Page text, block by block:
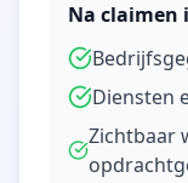
Na claimen
Diensten
Zichtbaar